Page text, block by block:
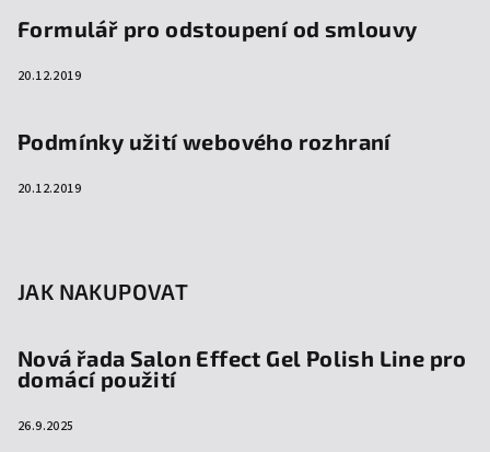
Formulář pro odstoupení od smlouvy
20.12.2019
Podmínky užití webového rozhraní
20.12.2019
JAK NAKUPOVAT
Nová řada Salon Effect Gel Polish Line pro
domácí použití
26.9.2025